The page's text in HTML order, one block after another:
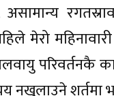
असामान्य
मेरो
परिवर्तनकै